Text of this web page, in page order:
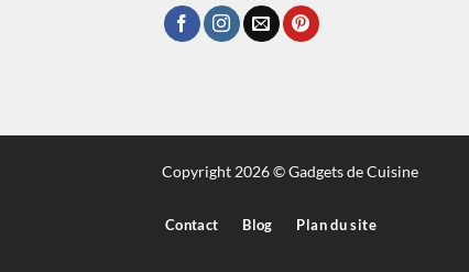
Copyright 2026 © Gadgets de Cuisine
Contact Blog Plan du site